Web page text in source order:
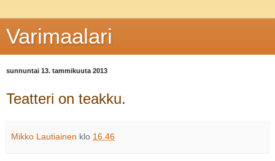
Varimaalari
sunnuntai 13. tammikuuta 2013
Teatteri on teakku.
Mikko Lautiainen klo 16.46